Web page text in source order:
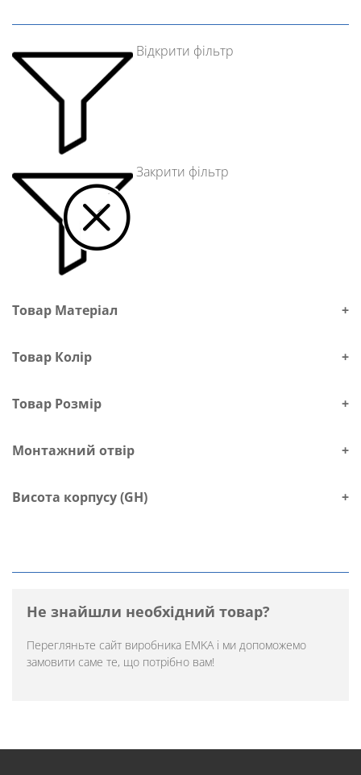
Відкрити фільтр
Закрити фільтр
Товар Матеріал +
Товар Колір +
Товар Розмір +
Монтажний отвір +
Висота корпусу (GH) +
Не знайшли необхідний товар?
Перегляньте сайт виробника EMKAі ми допоможемо
замовити саме те, що потрібно вам!